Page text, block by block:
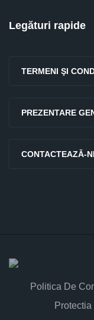
Legături rapide
TERMENI ŞI
PREZENTARE
CONTACTEAZĂ-
Politica De
Protectia